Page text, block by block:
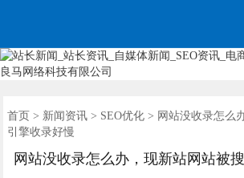
首页 > 新闻资讯> SEO优化> 网站没收录怎么
引擎收录好慢
网站没收录怎么办，现新站网站被